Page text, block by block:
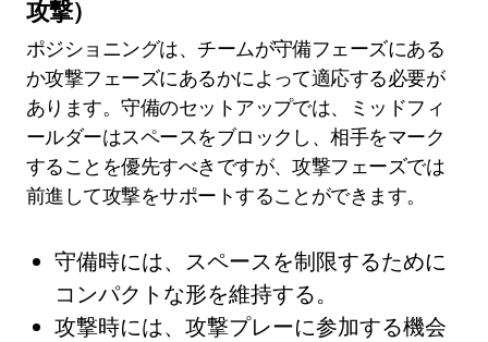
攻撃）
ポジショニングは、チームが守備フェーズにある
か攻撃フェーズにあるかによって適応する必要が
あります。守備のセットアップでは、ミッドフィ
ールダーはスペースをブロックし、相手をマーク
することを優先すべきですが、攻撃フェーズでは
前進して攻撃をサポートすることができます。
守備時には、スペースを制限するために
コンパクトな形を維持する。
攻撃時には、攻撃プレーに参加する機会